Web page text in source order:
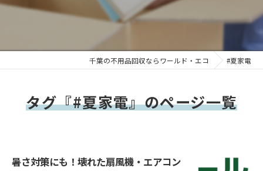
千葉の不用品回収ならワールド・エコ #夏家電
タグ『#夏家電』のページ一覧
暑さ対策にも！壊れた扇風機・エアコン